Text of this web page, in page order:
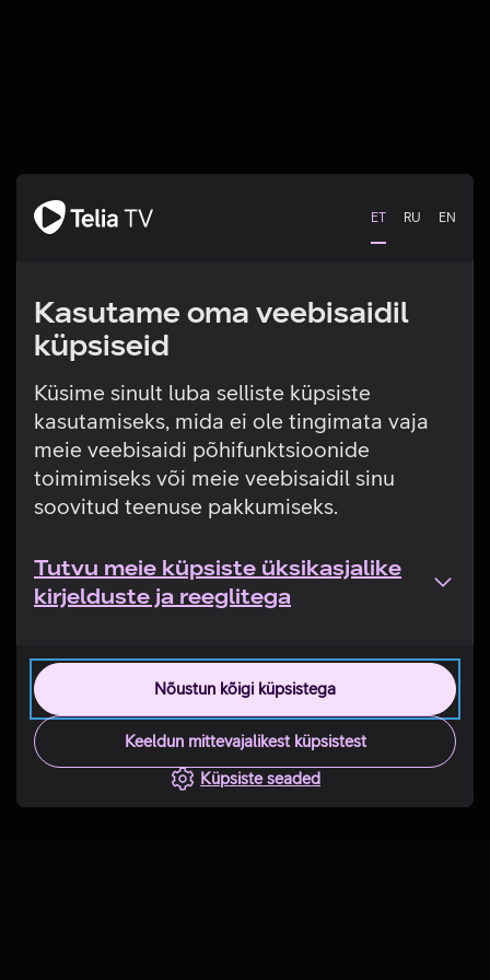
ET RU EN
Kasutame oma veebisaidil
küpsiseid
Küsime sinult luba selliste küpsiste
kasutamiseks, mida ei ole tingimata vaja
meie veebisaidi põhifunktsioonide
toimimiseks või meie veebisaidil sinu
soovitud teenuse pakkumiseks.
Tutvu meie küpsiste üksikasjalike
kirjelduste ja reeglitega
Nõustun kõigi küpsistega
Keeldun mittevajalikest küpsistest
Küpsiste seaded
Tehniline viga